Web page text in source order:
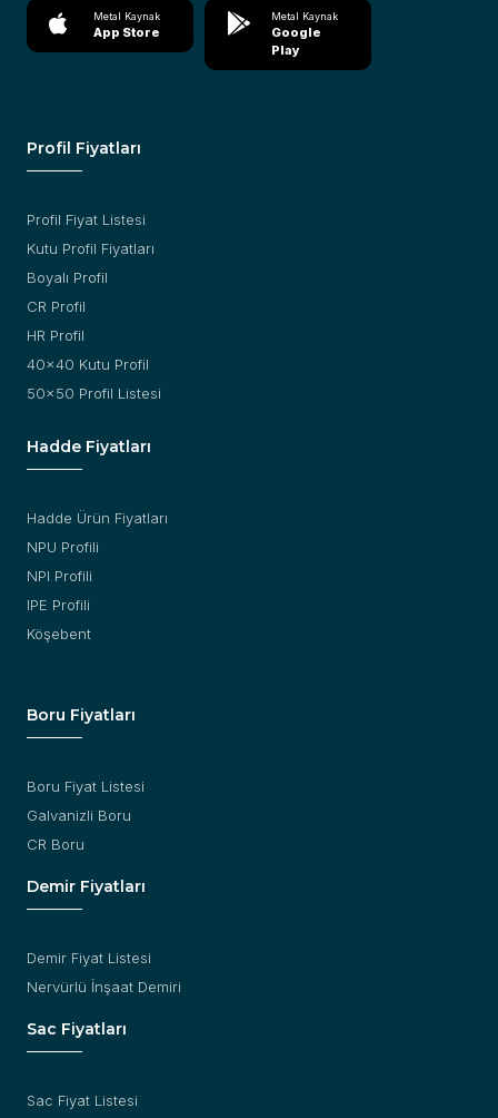
Metal Kaynak
App Store
Metal Kaynak
Google
Play
Profil Fiyatları
Profil Fiyat Listesi
Kutu Profil Fiyatları
Boyalı Profil
CR Profil
HR Profil
40x40 Kutu Profil
50x50 Profil Listesi
Hadde Fiyatları
Hadde Ürün Fiyatları
NPU Profili
NPI Profili
IPE Profili
Köşebent
Boru Fiyatları
Boru Fiyat Listesi
Galvanizli Boru
CR Boru
Demir Fiyatları
Demir Fiyat Listesi
Nervürlü İnşaat Demiri
Sac Fiyatları
Sac Fiyat Listesi